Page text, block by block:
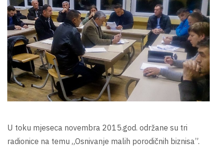
U toku mjeseca novembra 2015.god. održane su tri
radionice na temu „Osnivanje malih porodičnih biznisa”.